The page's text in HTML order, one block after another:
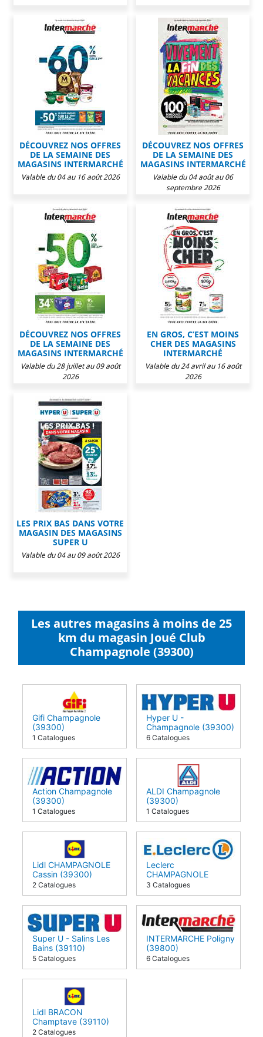
DÉCOUVREZ NOS OFFRES
DE LA SEMAINE DES
MAGASINS INTERMARCHÉ
Valable du 04 au 16 août 2026
DÉCOUVREZ NOS OFFRES
DE LA SEMAINE DES
MAGASINS INTERMARCHÉ
Valable du 04 août au 06
septembre 2026
DÉCOUVREZ NOS OFFRES
DE LA SEMAINE DES
MAGASINS INTERMARCHÉ
Valable du 28 juillet au 09 août
2026
EN GROS, C’EST MOINS
CHER DES MAGASINS
INTERMARCHÉ
Valable du 24 avril au 16 août
2026
LES PRIX BAS DANS VOTRE
MAGASIN DES MAGASINS
SUPER U
Valable du 04 au 09 août 2026
Les autres magasins à moins de 25
km du magasin Joué Club
Champagnole (39300)
Gifi Champagnole
(39300)
1 Catalogues
Hyper U -
Champagnole (39300)
6 Catalogues
Action Champagnole
(39300)
1 Catalogues
ALDI Champagnole
(39300)
1 Catalogues
Lidl CHAMPAGNOLE
Cassin (39300)
2 Catalogues
Leclerc
CHAMPAGNOLE
(39300)
3 Catalogues
Super U - Salins Les
Bains (39110)
5 Catalogues
INTERMARCHE Poligny
(39800)
6 Catalogues
Lidl BRACON
Champtave (39110)
2 Catalogues